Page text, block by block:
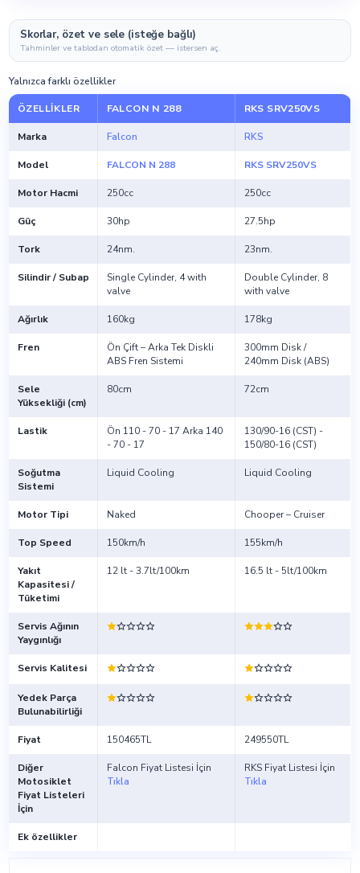
Skorlar, özet ve sele (isteğe bağlı)
Tahminler ve tablodan otomatik özet — istersen aç.
Yalnızca farklı özellikler
ÖZELLIKLER FALCON N 288 RKS SRV250VS
Marka Falcon RKS
Model FALCON N 288 RKS SRV250VS
Motor Hacmi 250cc 250cc
Güç 30hp 27.5hp
Tork 24nm. 23nm.
Silindir / Subap
Single Cylinder, 4 with
valve
Double Cylinder, 8
with valve
Ağırlık 160kg 178kg
Fren
Ön Çift – Arka Tek Diskli
ABS Fren Sistemi
300mm Disk /
240mm Disk (ABS)
Sele
Yüksekliği (cm)
80cm 72cm
Lastik
Ön 110 - 70 - 17 Arka 140
- 70 - 17
130/90-16 (CST) -
150/80-16 (CST)
Soğutma
Sistemi
Liquid Cooling Liquid Cooling
Motor Tipi Naked Chooper – Cruiser
Top Speed 150km/h 155km/h
Yakıt
Kapasitesi /
Tüketimi
12 lt - 3.7lt/100km 16.5 lt - 5lt/100km
Servis Ağının
Yaygınlığı
Servis Kalitesi
Yedek Parça
Bulunabilirliği
Fiyat 150465TL 249550TL
Diğer
Motosiklet
Fiyat Listeleri
İçin
Falcon Fiyat Listesi İçin
Tıkla
RKS Fiyat Listesi İçin
Tıkla
Ek özellikler